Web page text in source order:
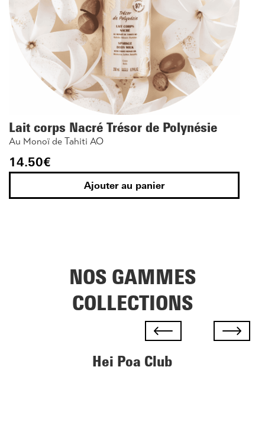
Lait corps Nacré Trésor de Polynésie
Au Monoï de Tahiti AO
14.50€
Ajouter au panier
NOS GAMMES
COLLECTIONS
Hei Poa Club